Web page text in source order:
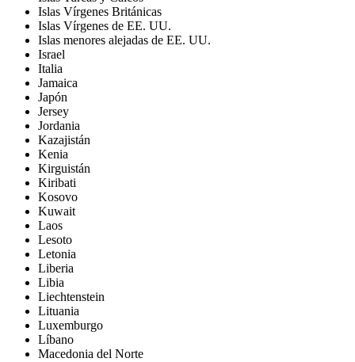
Islas Vírgenes Británicas
Islas Vírgenes de EE. UU.
Islas menores alejadas de EE. UU.
Israel
Italia
Jamaica
Japón
Jersey
Jordania
Kazajistán
Kenia
Kirguistán
Kiribati
Kosovo
Kuwait
Laos
Lesoto
Letonia
Liberia
Libia
Liechtenstein
Lituania
Luxemburgo
Líbano
Macedonia del Norte